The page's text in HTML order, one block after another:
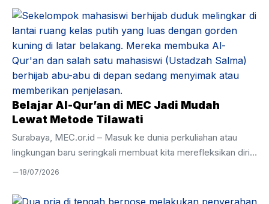
Belajar Al-Qur’an di MEC Jadi Mudah
Lewat Metode Tilawati
Surabaya, MEC.or.id – Masuk ke dunia perkuliahan atau
lingkungan baru seringkali membuat kita merefleksikan diri,
termasuk dalam urusan ibadah. Banyak dari kita yang
kemampuan membaca Al-Qur’an masih terbata-bata. Rasa
18/07/2026